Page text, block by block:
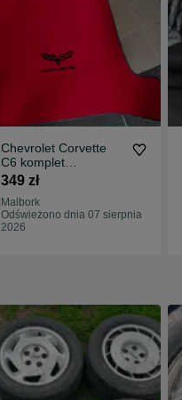
Chevrolet Corvette
C6 komplet
dywaników
349 zł
Malbork
Odświeżono dnia 07 sierpnia
2026